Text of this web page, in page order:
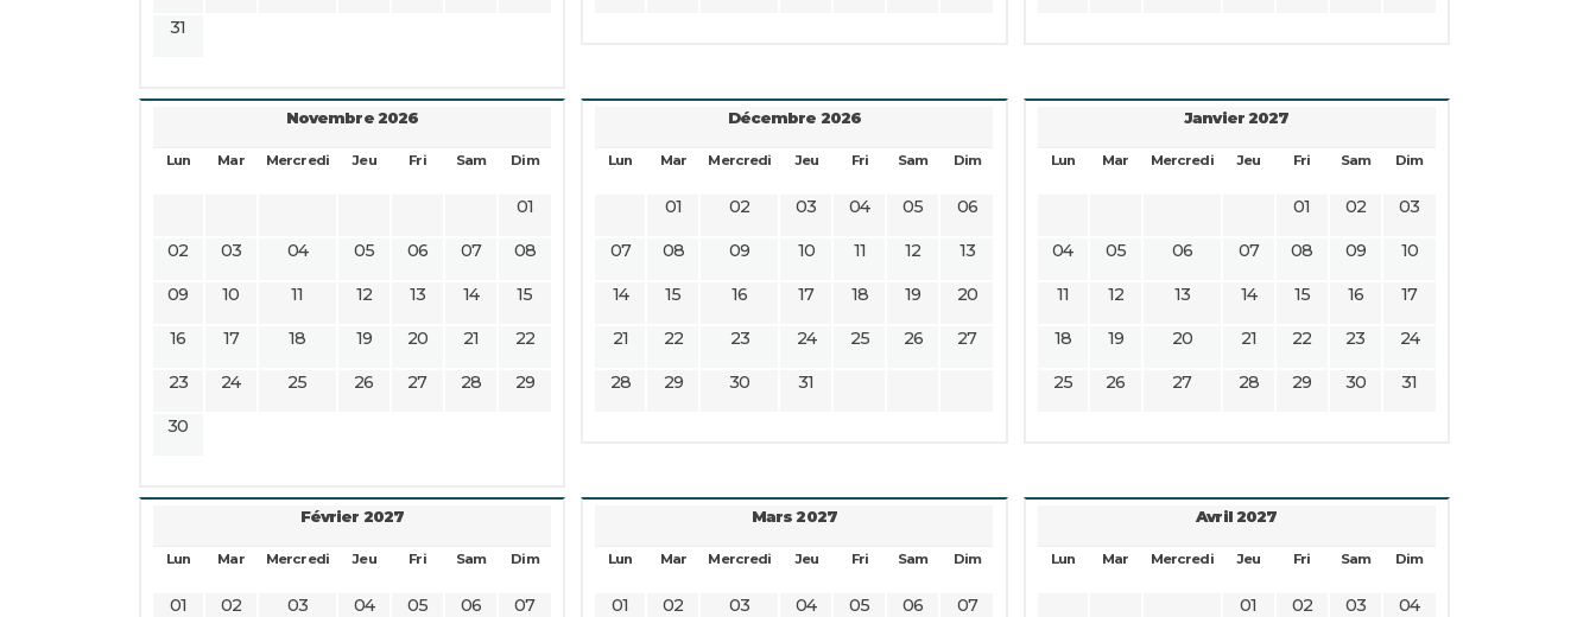
31
Novembre 2026
Lun Mar Mercredi Jeu Fri Sam Dim
01
02 03 04 05 06 07 08
09 10 11 12 13 14 15
16 17 18 19 20 21 22
23 24 25 26 27 28 29
30
Décembre 2026
Lun Mar Mercredi Jeu Fri Sam Dim
01 02 03 04 05 06
07 08 09 10 11 12 13
14 15 16 17 18 19 20
21 22 23 24 25 26 27
28 29 30 31
Janvier 2027
Lun Mar Mercredi Jeu Fri Sam Dim
01 02 03
04 05 06 07 08 09 10
11 12 13 14 15 16 17
18 19 20 21 22 23 24
25 26 27 28 29 30 31
Février 2027
Lun Mar Mercredi Jeu Fri Sam Dim
01 02 03 04 05 06 07
Mars 2027
Lun Mar Mercredi Jeu Fri Sam Dim
01 02 03 04 05 06 07
Avril 2027
Lun Mar Mercredi Jeu Fri Sam Dim
01 02 03 04